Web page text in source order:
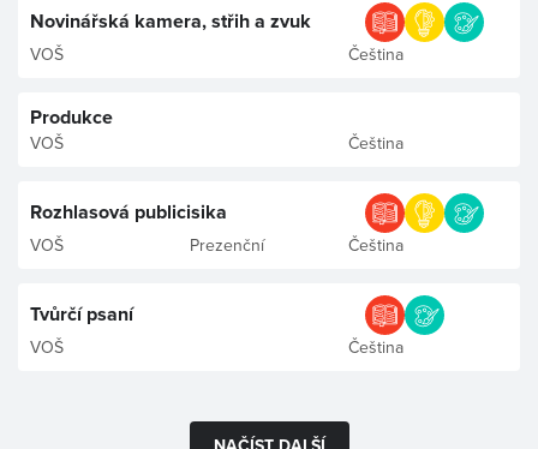
Novinářská kamera, střih a zvuk
VOŠ Čeština
Produkce
VOŠ Čeština
Rozhlasová publicisika
VOŠ Prezenční Čeština
Tvůrčí psaní
VOŠ Čeština